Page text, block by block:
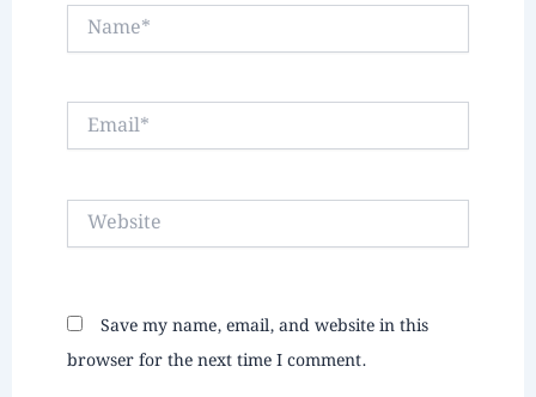
Name*
Email*
Website
Save my name, email, and website in this
browser for the next time I comment.